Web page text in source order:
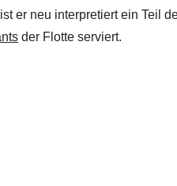
er neu interpretiert ein Teil
der Flotte serviert.